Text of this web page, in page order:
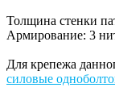
Толщина стенки
Армирование: 3
Для крепежа
силовые